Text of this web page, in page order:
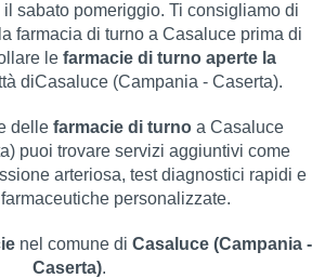
sabato pomeriggio. Ti consigliamo di
farmacia di turno a Casaluce prima di
le farmacie di turno aperte la
diCasaluce (Campania - Caserta).
delle farmacie di turno a Casaluce
puoi trovare servizi aggiuntivi come
arteriosa, test diagnostici rapidi e
personalizzate.
nel comune di Casaluce (Campania -
Caserta).